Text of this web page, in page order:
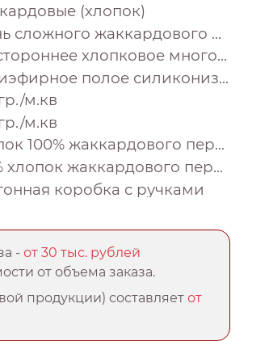
(хлопок)
Ткань сложного жаккардового переплетения внутри п/э нитка
Двустороннее хлопковое многослойное жаккардовое покрывало с тонким наполнителем и контурной декоративной строчкой и отделочным хлопковым кантом
Полиэфирное полое силиконизированное извитое волокно
м.кв
м.кв
Хлопок 100% жаккардового переплетения
100% хлопок жаккардового переплетения
коробка с ручками
-от 30 тыс. рублей
от объема заказа.
продукции) составляетот